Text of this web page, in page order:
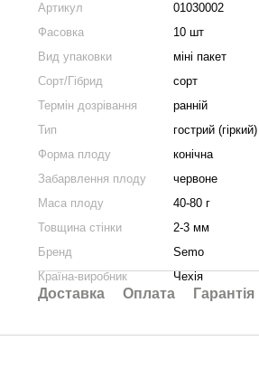
Артикул
01030002
Фасовка
10 шт
Вид упаковки
міні пакет
Сорт/Гібрид
сорт
Термін дозрівання
ранній
Тип
гострий (гіркий)
Форма плоду
конічна
Забарвлення плоду
червоне
Маса плоду
40-80 г
Товщина стінки
2-3 мм
Бренд
Semo
Країна-виробник
Чехія
Доставка Оплата Гарантія